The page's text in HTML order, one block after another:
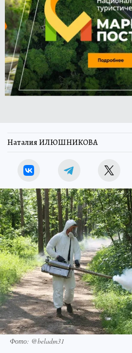
Наталия ИЛЮШНИКОВА
Фото: @beladm31